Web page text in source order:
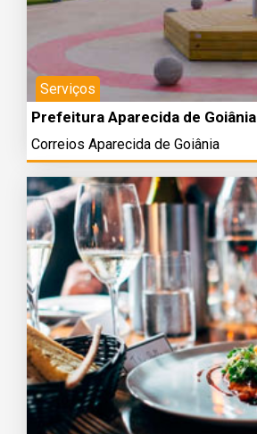
Serviços
Prefeitura Aparecida de Goiânia
Correios Aparecida de Goiânia